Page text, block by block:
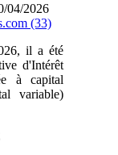
04/2026
(33)
il a été
d'Intérêt
à capital
variable)